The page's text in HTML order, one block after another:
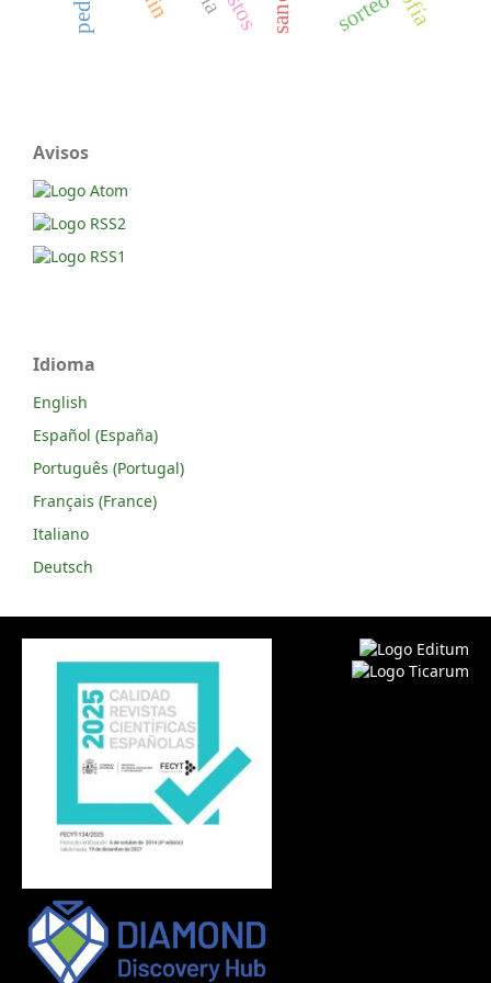
sorteo
Avisos
Idioma
English
Español (España)
Português (Portugal)
Français (France)
Italiano
Deutsch